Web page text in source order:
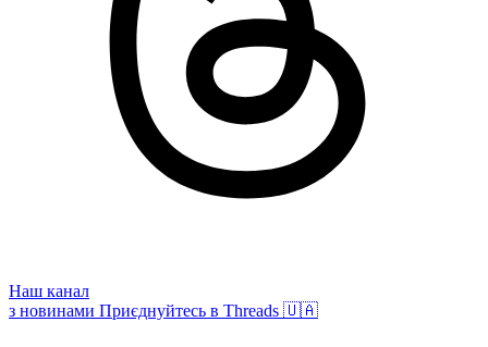
Наш канал
з новинами Приєднуйтесь в Threads 🇺🇦